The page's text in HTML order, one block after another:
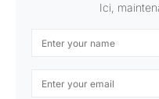
Ici,